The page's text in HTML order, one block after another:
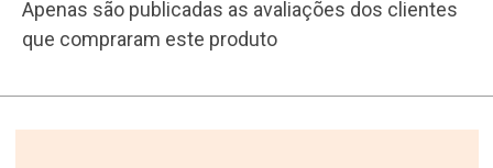
Apenas são publicadas as avaliações dos clientes
que compraram este produto